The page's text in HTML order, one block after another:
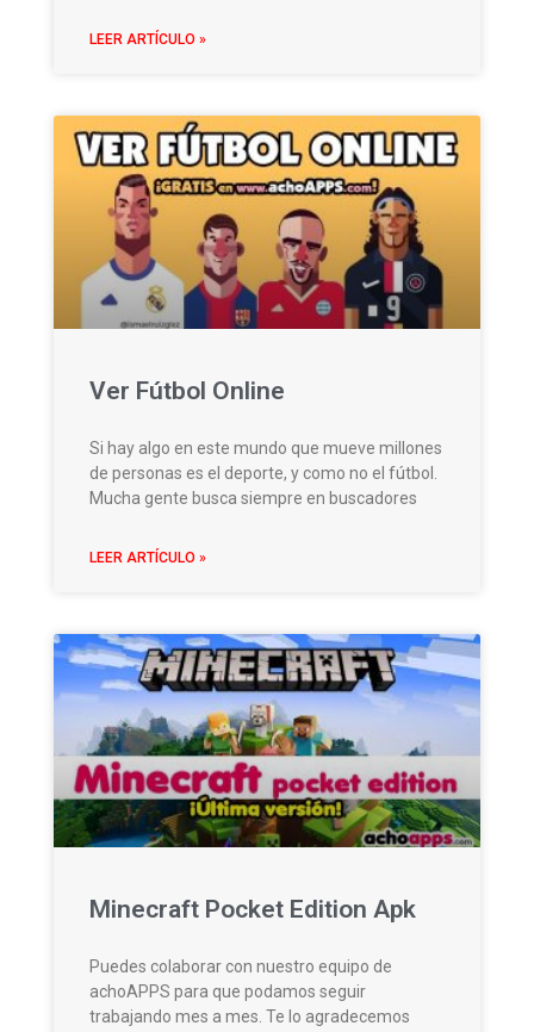
LEER ARTÍCULO »
Ver Fútbol Online
Si hay algo en este mundo que mueve millones
de personas es el deporte, y como no el fútbol.
Mucha gente busca siempre en buscadores
LEER ARTÍCULO »
Minecraft Pocket Edition Apk
Puedes colaborar con nuestro equipo de
achoAPPS para que podamos seguir
trabajando mes a mes. Te lo agradecemos